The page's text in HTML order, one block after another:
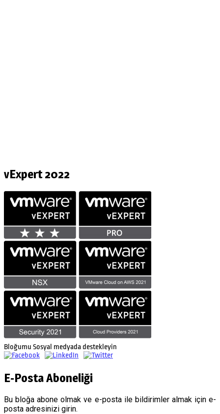
vExpert 2022
Bloğumu Sosyal medyada destekleyin
E-Posta Aboneliği
Bu bloğa abone olmak ve e-posta ile bildirimler almak için e-
posta adresinizi girin.